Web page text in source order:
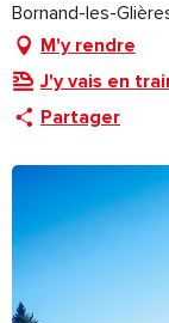
Bornand-les-
M'y rendre
J'y vais en
Partager